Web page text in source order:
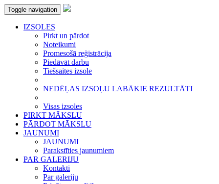
Toggle navigation
IZSOLES
Pirkt un pārdot
Noteikumi
Promesošā reģistrācija
Piedāvāt darbu
Tiešsaites izsole
NEDĒĻAS IZSOĻU LABĀKIE REZULTĀTI
Visas izsoles
PIRKT MĀKSLU
PĀRDOT MĀKSLU
JAUNUMI
JAUNUMI
Parakstīties jaunumiem
PAR GALERIJU
Kontakti
Par galeriju